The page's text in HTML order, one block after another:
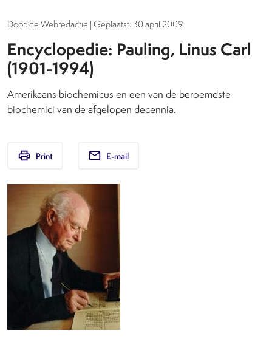
Door: de Webredactie | Geplaatst: 30 april 2009
Encyclopedie: Pauling, Linus Carl
(1901-1994)
Amerikaans biochemicus en een van de beroemdste
biochemici van de afgelopen decennia.
print Print email E-mail